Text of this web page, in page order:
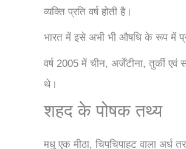
व्यक्ति प्रति वर्ष होती है।
भारत में इसे अभी भी औषधि के रूप में
वर्ष 2005 में चीन, अर्जेंटीना, तुर्की
थे।
शहद के पोषक तथ्य
मधु एक मीठा, चिपचिपाहट वाला अर्ध